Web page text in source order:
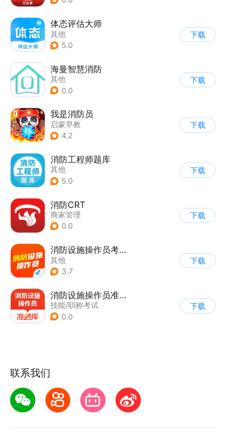
体态评估大师
其他
5.0
下载
海曼智慧消防
其他
0.0
下载
我是消防员
启蒙早教
| 儿童益智游戏
4.2
下载
消防工程师题库
其他
5.0
下载
消防CRT
商家管理
0.0
下载
消防设施操作员考试聚题库
其他
3.7
下载
消防设施操作员准题库
技能/职称考试
0.0
下载
联系我们